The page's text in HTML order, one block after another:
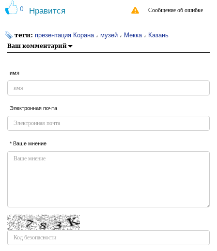
0 Нравится Сообщение об ошибке
теги: презентация Корана ، музей ، Мекка ، Казань
Ваш комментарий
имя
Электронная почта
* Ваше мнение